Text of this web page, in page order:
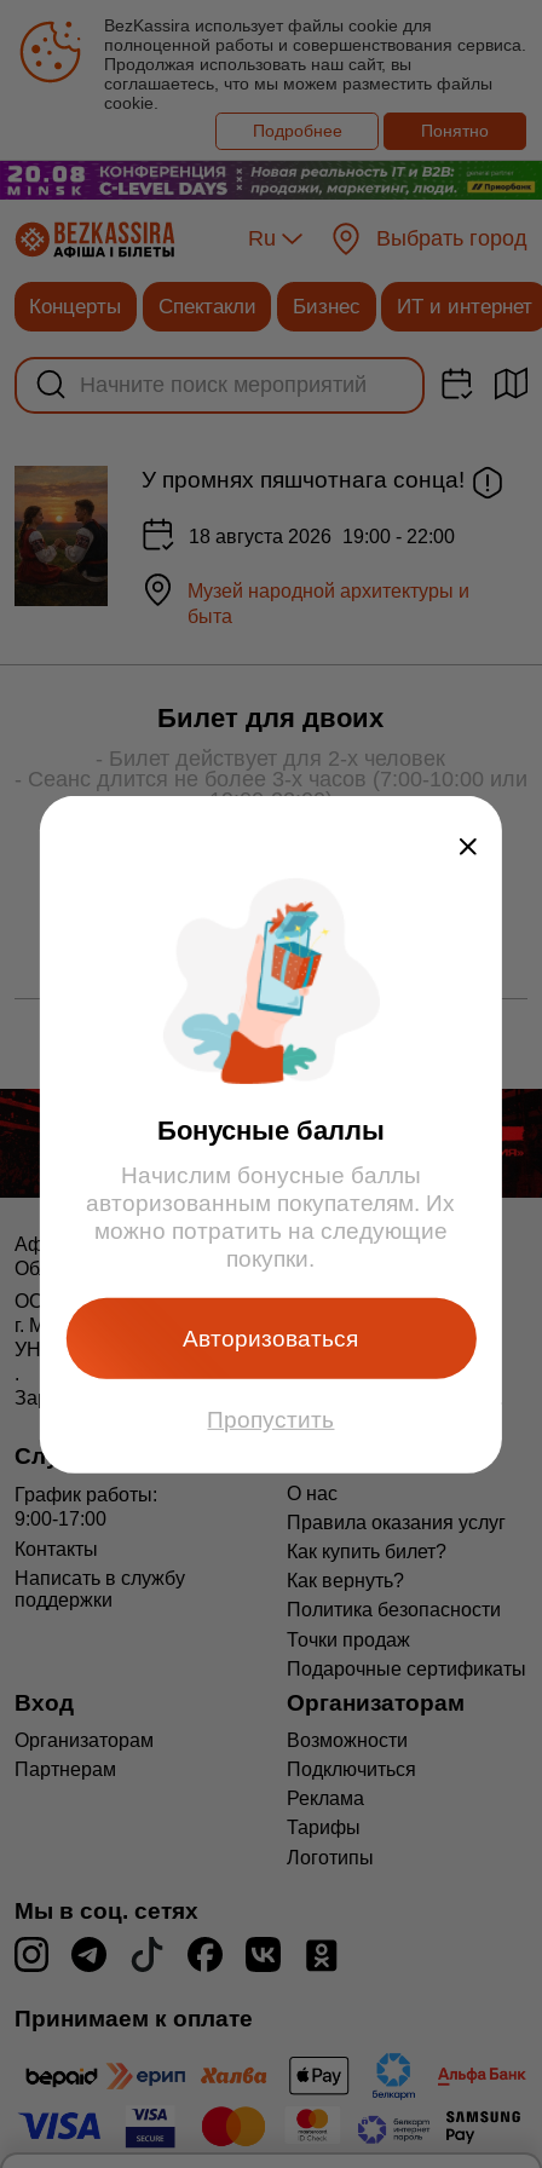
BezKassira использует файлы cookie для
полноценной работы и совершенствования сервиса.
Продолжая использовать наш сайт, вы
соглашаетесь, что мы можем разместить файлы
cookie.
Подробнее
Понятно
Ru Выбрать город
Концерты Спектакли Бизнес ИТ и интернет
Бонусные баллы
Начислим бонусные баллы
авторизованным покупателям. Их
можно потратить на следующие
покупки.
Авторизоваться
Пропустить
У промнях пяшчотнага сонца!
18 августа 2026 19:00 - 22:00
Музей народной архитектуры и
быта
Билет для двоих
- Билет действует для 2-х человек
- Сеанс длится не более 3-х часов (7:00-10:00 или
19:00-22:00)
Афіша і білеты BezKassira.by ©
Облачная система продажи билетов, 2013 — 2026
ООО «БЕЗКАССИРА БАЙ» Республика Беларусь
г. Минск, ул. Короля, 9, оф. 1
УНП 193615562
.
Зарегистрирован в Торговом реестре РБ 04.06.2014 г.
Служба поддержки
График работы:
9:00-17:00
Контакты
Написать в службу
поддержки
О нас
Правила оказания услуг
Как купить билет?
Как вернуть?
Политика безопасности
Точки продаж
Подарочные сертификаты
Вход
Организаторам
Партнерам
Организаторам
Возможности
Подключиться
Реклама
Тарифы
Логотипы
Мы в соц. сетях
Принимаем к оплате